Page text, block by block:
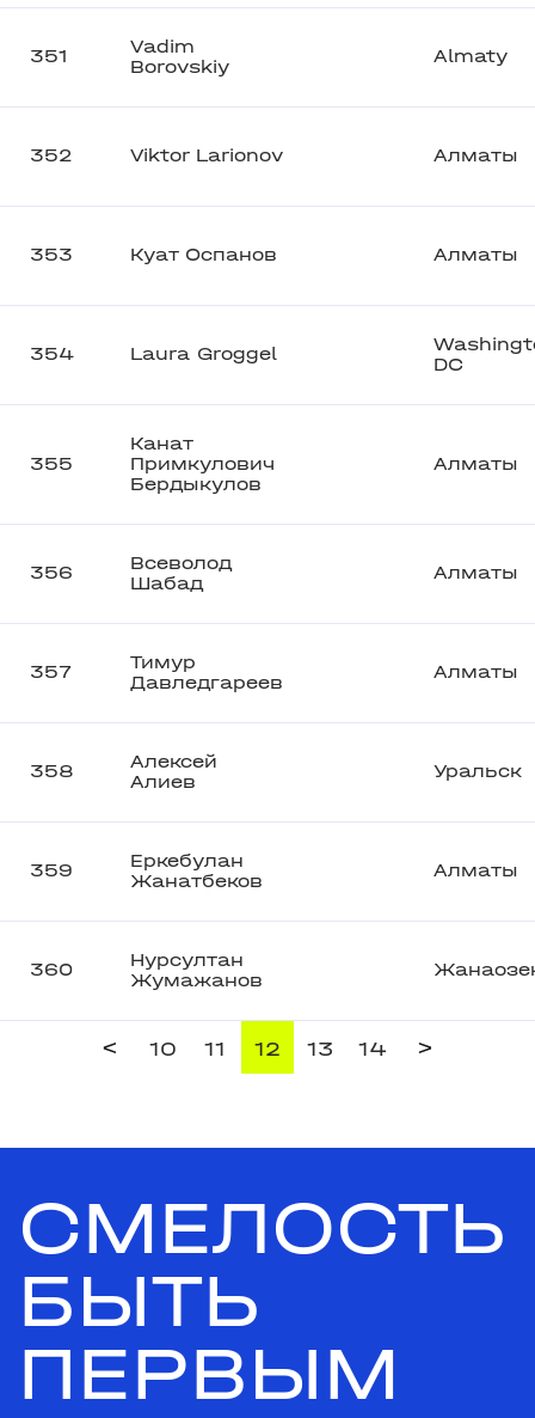
351
Vadim
Borovskiy
Almaty
352 Viktor Larionov Алматы
353 Куат Оспанов Алматы
354 Laura Groggel
DC
355
Канат
Примкулович
Бердыкулов
Алматы
356
Всеволод
Шабад
Алматы
357
Тимур
Давледгареев
Алматы
358
Алексей
Алиев
Уральск
359
Еркебулан
Жанатбеков
Алматы
360
Нурсултан
Жумажанов
< 10 11 12 13 14 >
СМЕЛОСТЬ
БЫТЬ
ПЕРВЫМ